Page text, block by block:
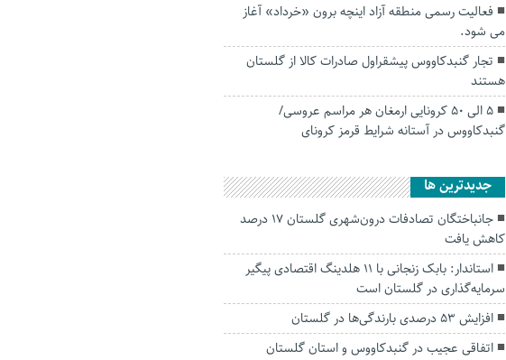
فعالیت رسمی منطقه آزاد اینچه برون «خرداد» آغاز
می شود.
تجار گنبدکاووس پیشقراول صادرات کالا از گلستان
هستند
5 الی 50 کرونایی ارمغان هر مراسم عروسی/
گنبدکاووس در آستانه شرایط قرمز کرونای
جديدترين ها
جانباختگان تصادفات درون‌شهری گلستان ۱۷ درصد
کاهش یافت
استاندار: بابک زنجانی با ۱۱ هلدینگ اقتصادی پیگیر
سرمایه‌گذاری در گلستان است
افزایش ۵۳ درصدی بارندگی‌ها در گلستان
اتفاقی عجیب در‌ گنبدکاووس و استان گلستان